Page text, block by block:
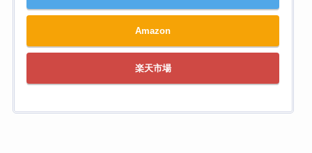
Amazon
楽天市場